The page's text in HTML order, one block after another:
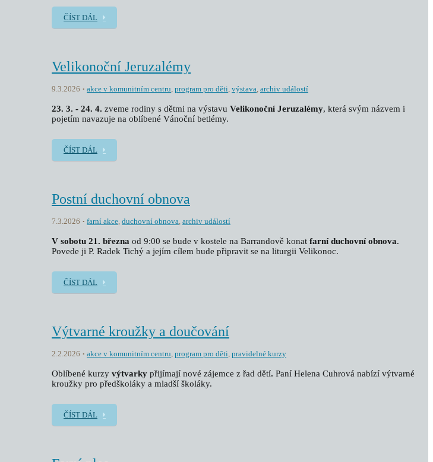
ČÍST DÁL
Velikonoční Jeruzalémy
9.3.2026 akce v komunitním centru, program pro děti, výstava, archiv událostí
23. 3. - 24. 4. zveme rodiny s dětmi na výstavu Velikonoční Jeruzalémy, která svým názvem i
pojetím navazuje na oblíbené Vánoční betlémy.
ČÍST DÁL
Postní duchovní obnova
7.3.2026 farní akce, duchovní obnova, archiv událostí
V sobotu 21. března od 9:00 se bude v kostele na Barrandově konat farní duchovní obnova.
Povede ji P. Radek Tichý a jejím cílem bude připravit se na liturgii Velikonoc.
ČÍST DÁL
Výtvarné kroužky a doučování
2.2.2026 akce v komunitním centru, program pro děti, pravidelné kurzy
Oblíbené kurzy výtvarky přijímají nové zájemce z řad dětí. Paní Helena Cuhrová nabízí výtvarné
kroužky pro předškoláky a mladší školáky.
ČÍST DÁL